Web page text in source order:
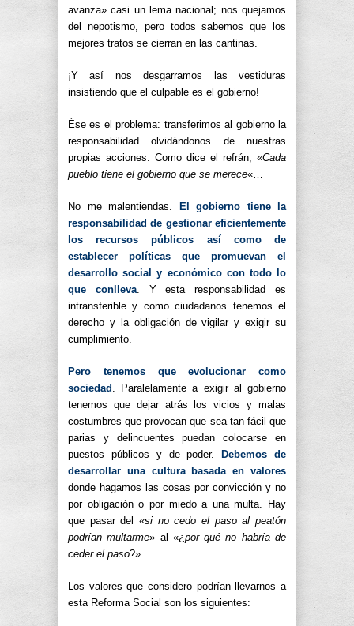
avanza» casi un lema nacional; nos quejamos
del nepotismo, pero todos sabemos que los
mejores tratos se cierran en las cantinas.
¡Y así nos desgarramos las vestiduras
insistiendo que el culpable es el gobierno!
Ése es el problema: transferimos al gobierno la
responsabilidad olvidándonos de nuestras
propias acciones. Como dice el refrán, «Cada
pueblo tiene el gobierno que se merece«…
No me malentiendas.
El gobierno tiene la
responsabilidad de gestionar eficientemente
los recursos públicos así como de
establecer políticas que promuevan el
desarrollo social y económico con todo lo
que conlleva. Y esta responsabilidad es
intransferible y como ciudadanos tenemos el
derecho y la obligación de vigilar y exigir su
cumplimiento.
Pero tenemos que evolucionar como
sociedad . Paralelamente a exigir al gobierno
tenemos que dejar atrás los vicios y malas
costumbres que provocan que sea tan fácil que
parias y delincuentes puedan colocarse en
puestos públicos y de poder.
Debemos de
desarrollar una cultura basada en valores
donde hagamos las cosas por convicción y no
por obligación o por miedo a una multa. Hay
que pasar del «si no cedo el paso al peatón
podrían multarme» al «¿ por qué no habría de
ceder el paso?».
Los valores que considero podrían llevarnos a
esta Reforma Social son los siguientes: